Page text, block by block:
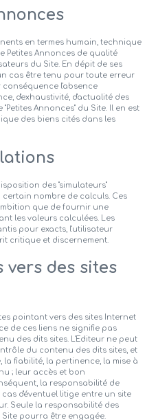
en termes humain, technique
Petites Annonces de qualité
du Site. En dépit de ses
cas être tenu pour toute erreur
l'absence
d'exhaustivité, d'actualité des
Annonces" du Site. Il en est
des biens cités dans les
des "simulateurs"
nombre de calculs. Ces
que de fournir une
les valeurs calculées. Les
pour exacts, l'utilisateur
critique et discernement.
vers des sites
pointant vers des sites Internet
de ces liens ne signifie pas
des dits sites. L'Editeur ne peut
du contenu des dits sites, et
fiabilité, la pertinence, la mise à
; leur accès et bon
la responsabilité de
d'éventuel litige entre un site
Seule la responsabilité des
pourra être engagée.